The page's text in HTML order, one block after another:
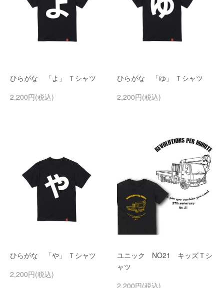
ひらがな 「よ」 Ｔシャツ
2,200円(税込)
ひらがな 「ゆ」 Ｔシャツ
2,200円(税込)
ひらがな 「や」 Ｔシャツ
2,200円(税込)
ユニック NO21 キッズＴシ
ャツ
2,200円(税込)